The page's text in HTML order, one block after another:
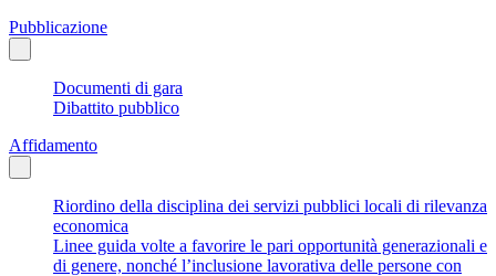
Pubblicazione
Documenti di gara
Dibattito pubblico
Affidamento
Riordino della disciplina dei servizi pubblici locali di rilevanza
economica
Linee guida volte a favorire le pari opportunità generazionali e
di genere, nonché l’inclusione lavorativa delle persone con